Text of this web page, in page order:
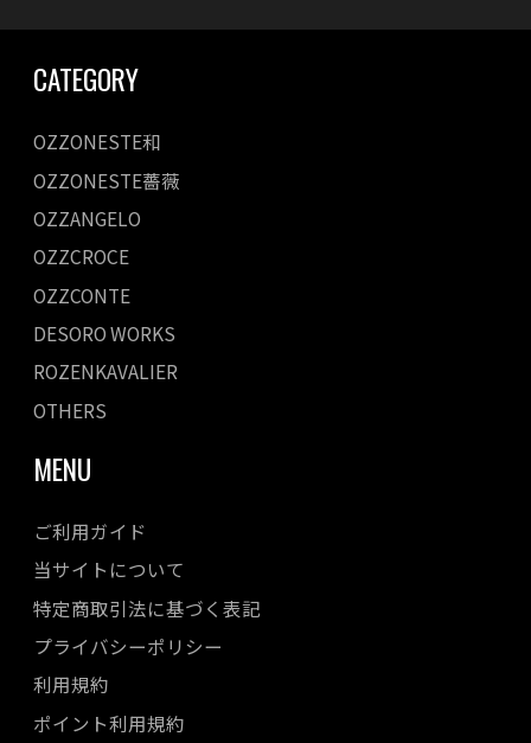
CATEGORY
OZZONESTE和
OZZONESTE薔薇
OZZANGELO
OZZCROCE
OZZCONTE
DESORO WORKS
ROZENKAVALIER
OTHERS
MENU
ご利用ガイド
当サイトについて
特定商取引法に基づく表記
プライバシーポリシー
利用規約
ポイント利用規約